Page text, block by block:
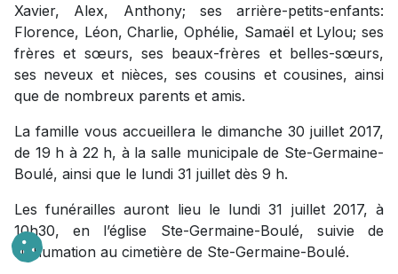
Xavier, Alex, Anthony; ses arrière-petits-enfants:
Florence, Léon, Charlie, Ophélie, Samaël et Lylou; ses
frères et sœurs, ses beaux-frères et belles-sœurs,
ses neveux et nièces, ses cousins et cousines, ainsi
que de nombreux parents et amis.
La famille vous accueillera le dimanche 30 juillet 2017,
de 19 h à 22 h, à la salle municipale de Ste-Germaine-
Boulé, ainsi que le lundi 31 juillet dès 9 h.
Les funérailles auront lieu le lundi 31 juillet 2017, à
10h30, en l’église Ste-Germaine-Boulé, suivie de
l’inhumation au cimetière de Ste-Germaine-Boulé.